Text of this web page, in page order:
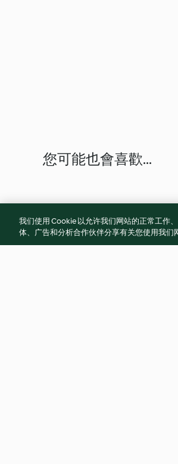
您可能也會喜歡...
我们使用 Cookie 以允许我们网站的正常工作
体、广告和分析合作伙伴分享有关您使用我们